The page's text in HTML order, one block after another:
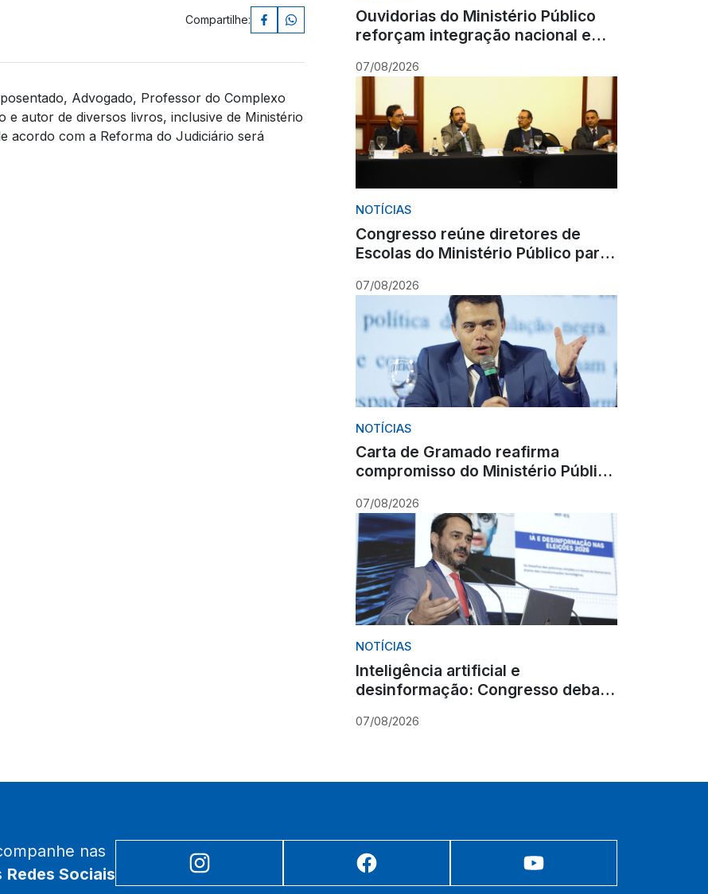
Compartilhe:
Advogado, Professor do Complexo
autor de diversos livros, inclusive de Ministério
acordo com a Reforma do Judiciário será
Ouvidorias do Ministério Público
reforçam integração nacional em
07/08/2026
NOTÍCIAS
Congresso reúne diretores de
Escolas do Ministério Público para
07/08/2026
NOTÍCIAS
Carta de Gramado reafirma
compromisso do Ministério Público
Constituição
07/08/2026
NOTÍCIAS
Inteligência artificial e
desinformação: Congresso debate
07/08/2026
nas
Redes Sociais